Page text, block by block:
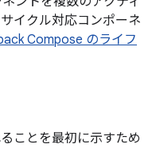
イクル対応コンポーネ
Compose のライフ
ことを最初に示すため